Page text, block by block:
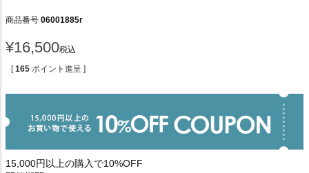
商品番号 06001885r
¥16,500税込
[ 165 ポイント進呈 ]
15,000円以上の購入で10%OFF